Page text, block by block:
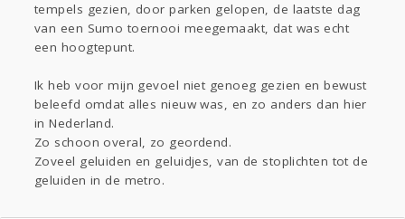
tempels gezien, door parken gelopen, de laatste dag
van een Sumo toernooi meegemaakt, dat was echt
een hoogtepunt.
Ik heb voor mijn gevoel niet genoeg gezien en bewust
beleefd omdat alles nieuw was, en zo anders dan hier
in Nederland.
Zo schoon overal, zo geordend.
Zoveel geluiden en geluidjes, van de stoplichten tot de
geluiden in de metro.